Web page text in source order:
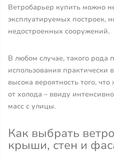
Ветробарьер купить можно
эксплуатируемых построек,
недостроенных сооружений.
В любом случае, такого рода
использования практически
высока вероятность того,
от холода – ввиду
масс с улицы.
Как выбрать
крыши, стен и